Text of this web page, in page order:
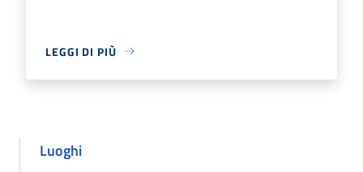
LEGGI DI PIÙ
Luoghi